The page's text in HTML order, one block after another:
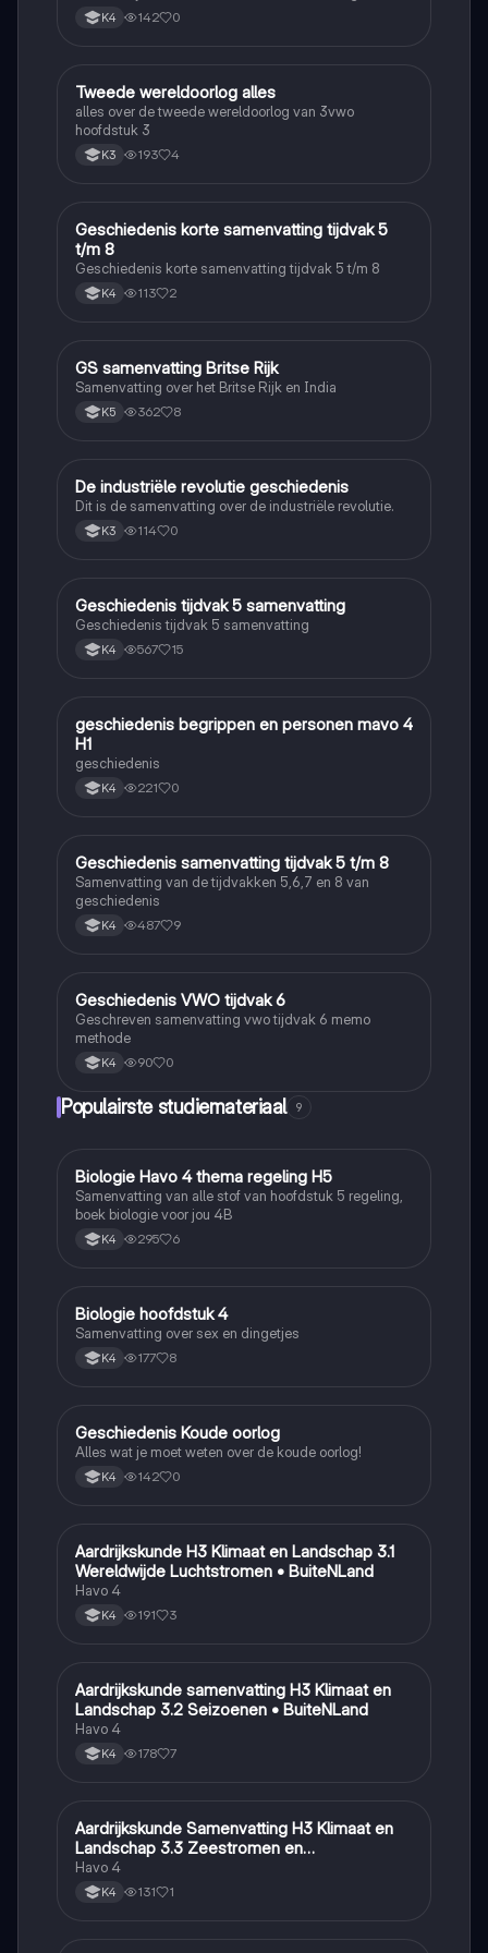
K4 142 0
Geschiedenis
Tweede wereldoorlog alles
alles over de tweede wereldoorlog van 3vwo
hoofdstuk 3
K3 193 4
Geschiedenis
Geschiedenis korte samenvatting tijdvak 5
t/m 8
Geschiedenis korte samenvatting tijdvak 5 t/m 8
K4 113 2
Geschiedenis
GS samenvatting Britse Rijk
Samenvatting over het Britse Rijk en India
K5 362 8
Geschiedenis
De industriële revolutie geschiedenis
Dit is de samenvatting over de industriële revolutie.
K3 114 0
Geschiedenis
Geschiedenis tijdvak 5 samenvatting
Geschiedenis tijdvak 5 samenvatting
K4 567 15
Geschiedenis
geschiedenis begrippen en personen mavo 4
H1
geschiedenis
K4 221 0
Geschiedenis
Geschiedenis samenvatting tijdvak 5 t/m 8
Samenvatting van de tijdvakken 5,6,7 en 8 van
geschiedenis
K4 487 9
Geschiedenis
Geschiedenis VWO tijdvak 6
Geschreven samenvatting vwo tijdvak 6 memo
methode
K4 90 0
Populairste studiemateriaal 9
Biologie
Biologie Havo 4 thema regeling H5
Samenvatting van alle stof van hoofdstuk 5 regeling,
boek biologie voor jou 4B
K4 295 6
Biologie
Biologie hoofdstuk 4
Samenvatting over sex en dingetjes
K4 177 8
Geschiedenis
Geschiedenis Koude oorlog
Alles wat je moet weten over de koude oorlog!
K4 142 0
Aardrijkskunde
Aardrijkskunde H3 Klimaat en Landschap 3.1
Wereldwijde Luchtstromen • BuiteNLand
Havo 4
K4 191 3
Aardrijkskunde
Aardrijkskunde samenvatting H3 Klimaat en
Landschap 3.2 Seizoenen • BuiteNLand
Havo 4
K4 178 7
Aardrijkskunde
Aardrijkskunde Samenvatting H3 Klimaat en
Landschap 3.3 Zeestromen en
Klimaatgebieden • BuiteNLand
Havo 4
K4 131 1